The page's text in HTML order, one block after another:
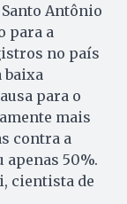
Antônio
para a
no país
baixa
para o
mais
contra a
apenas 50%.
cientista de